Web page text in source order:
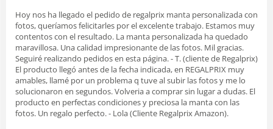
Hoy nos ha llegado el pedido de regalprix manta personalizada con
fotos, queríamos felicitarles por el excelente trabajo. Estamos muy
contentos con el resultado. La manta personalizada ha quedado
maravillosa. Una calidad impresionante de las fotos. Mil gracias.
Seguiré realizando pedidos en esta página. - T. (cliente de Regalprix)
El producto llegó antes de la fecha indicada, en REGALPRIX muy
amables, llamé por un problema q tuve al subir las fotos y me lo
solucionaron en segundos. Volveria a comprar sin lugar a dudas. El
producto en perfectas condiciones y preciosa la manta con las
fotos. Un regalo perfecto. - Lola (Cliente Regalprix Amazon).